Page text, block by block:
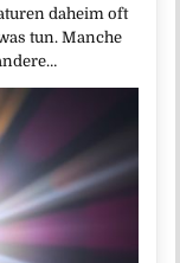
daheim oft
tun. Manche